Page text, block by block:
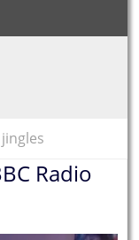
Radio